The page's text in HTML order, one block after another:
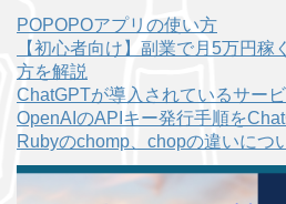
POPOPOアプリの使い方
【初心者向け】副業で月5万円稼
方を解説
ChatGPTが導入されているサービ
OpenAIのAPIキー発行手順を
Rubyのchomp、chopの違いにつ